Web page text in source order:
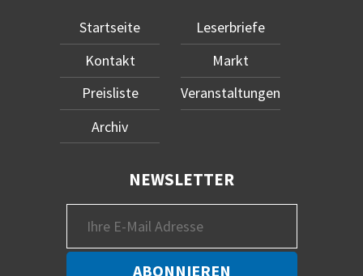
Startseite
Kontakt
Preisliste
Archiv
Leserbriefe
Markt
Veranstaltungen
NEWSLETTER